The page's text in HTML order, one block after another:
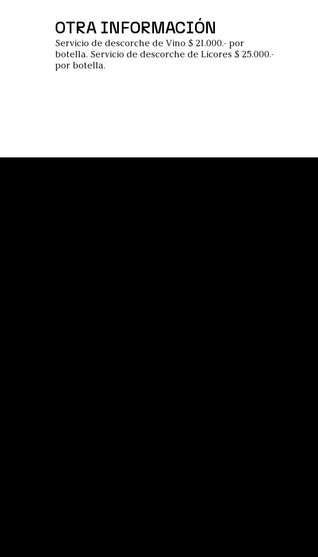
OTRA INFORMACIÓN
Servicio de descorche de Vino $ 21.000.- por
botella. Servicio de descorche de Licores $ 25.000.-
por botella.